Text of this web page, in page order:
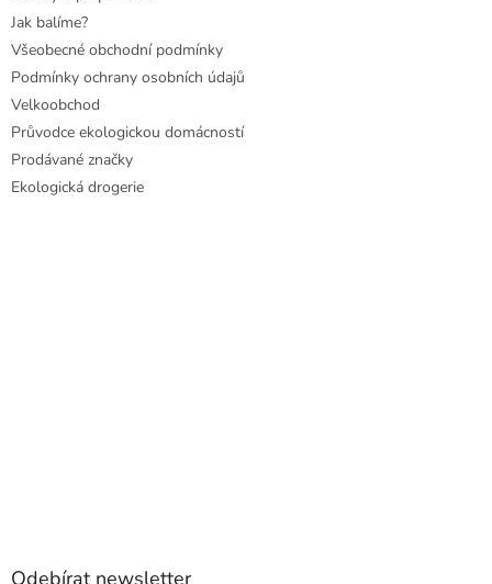
Jak balíme?
Všeobecné obchodní podmínky
Podmínky ochrany osobních údajů
Velkoobchod
Průvodce ekologickou domácností
Prodávané značky
Ekologická drogerie